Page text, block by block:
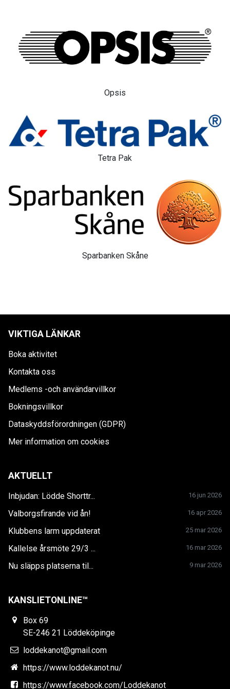
Opsis
Tetra Pak
Sparbanken Skåne
VIKTIGA LÄNKAR
Boka aktivitet
Kontakta oss
Medlems -och användarvillkor
Bokningsvillkor
Dataskyddsförordningen (GDPR)
Mer information om cookies
AKTUELLT
Inbjudan: Lödde Shorttr... 16 jun 2026
Valborgsfirande vid ån! 16 apr 2026
Klubbens larm uppdaterat 25 mar 2026
Kallelse årsmöte 29/3 ... 16 mar 2026
Nu släpps platserna til... 9 mar 2026
KANSLIETONLINE™
Box 69
SE-246 21 Löddeköpinge
loddekanot@gmail.com
https://www.loddekanot.nu/
https://www.facebook.com/Loddekanot